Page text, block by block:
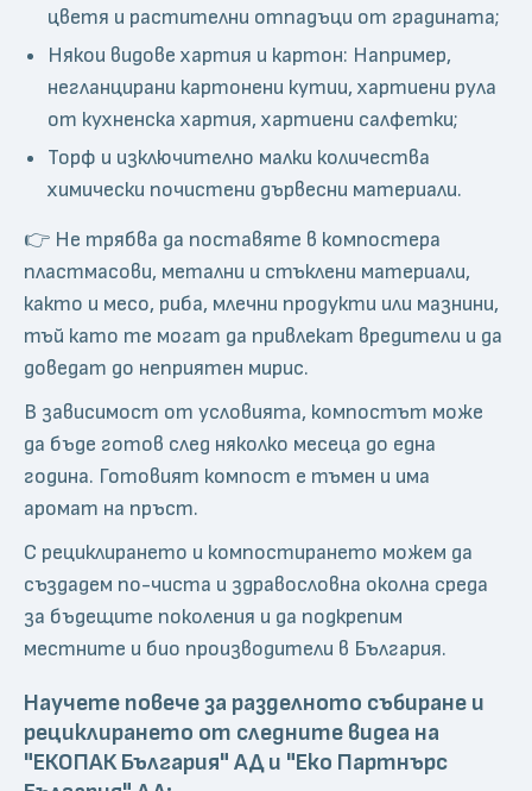
цветя и растителни отпадъци от градината;
Някои видове хартия и картон: Например,
негланцирани картонени кутии, хартиени рула
от кухненска хартия, хартиени салфетки;
Торф и изключително малки количества
химически почистени дървесни материали.
👉 Не трябва да поставяте в компостера
пластмасови, метални и стъклени материали,
както и месо, риба, млечни продукти или мазнини,
тъй като те могат да привлекат вредители и да
доведат до неприятен мирис.
В зависимост от условията, компостът може
да бъде готов след няколко месеца до една
година. Готовият компост е тъмен и има
аромат на пръст.
С рециклирането и компостирането можем да
създадем по-чиста и здравословна околна среда
за бъдещите поколения и да подкрепим
местните и био производители в България.
Научете повече за разделното събиране и
рециклирането от следните видеа на
"ЕКОПАК България" АД и "Еко Партнърс